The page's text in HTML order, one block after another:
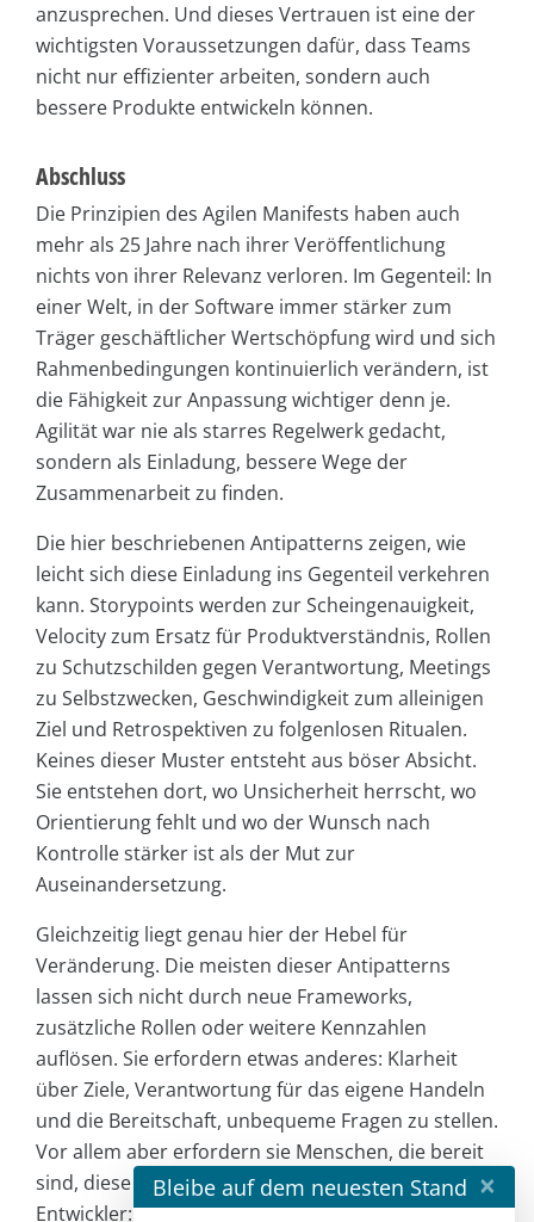
anzusprechen. Und dieses Vertrauen ist eine der
wichtigsten Voraussetzungen dafür, dass Teams
nicht nur effizienter arbeiten, sondern auch
bessere Produkte entwickeln können.
Abschluss
Die Prinzipien des Agilen Manifests haben auch
mehr als 25 Jahre nach ihrer Veröffentlichung
nichts von ihrer Relevanz verloren. Im Gegenteil: In
einer Welt, in der Software immer stärker zum
Träger geschäftlicher Wertschöpfung wird und sich
Rahmenbedingungen kontinuierlich verändern, ist
die Fähigkeit zur Anpassung wichtiger denn je.
Agilität war nie als starres Regelwerk gedacht,
sondern als Einladung, bessere Wege der
Zusammenarbeit zu finden.
Die hier beschriebenen Antipatterns zeigen, wie
leicht sich diese Einladung ins Gegenteil verkehren
kann. Storypoints werden zur Scheingenauigkeit,
Velocity zum Ersatz für Produktverständnis, Rollen
zu Schutzschilden gegen Verantwortung, Meetings
zu Selbstzwecken, Geschwindigkeit zum alleinigen
Ziel und Retrospektiven zu folgenlosen Ritualen.
Keines dieser Muster entsteht aus böser Absicht.
Sie entstehen dort, wo Unsicherheit herrscht, wo
Orientierung fehlt und wo der Wunsch nach
Kontrolle stärker ist als der Mut zur
Auseinandersetzung.
Gleichzeitig liegt genau hier der Hebel für
Veränderung. Die meisten dieser Antipatterns
lassen sich nicht durch neue Frameworks,
zusätzliche Rollen oder weitere Kennzahlen
auflösen. Sie erfordern etwas anderes: Klarheit
über Ziele, Verantwortung für das eigene Handeln
und die Bereitschaft, unbequeme Fragen zu stellen.
Vor allem aber erfordern sie Menschen, die bereit
sind, diese Verantwortung zu übernehmen. Als
Entwickler:innen, Architekt:innen und alle anderen
Bleibe auf dem neuesten Stand ×